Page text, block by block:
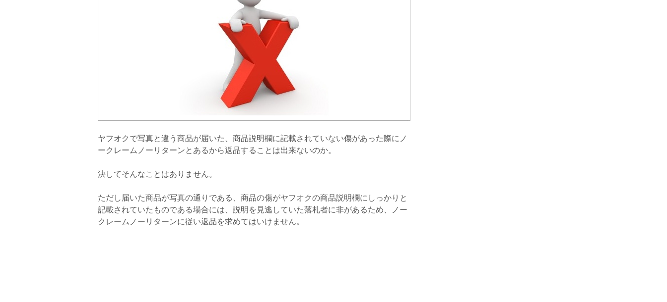
ヤフオクで写真と違う商品が届いた、商品説明欄に記載されていない傷があった際にノ
ークレームノーリターンとあるから返品することは出来ないのか。
決してそんなことはありません。
ただし届いた商品が写真の通りである、商品の傷がヤフオクの商品説明欄にしっかりと
記載されていたものである場合には、説明を見逃していた落札者に非があるため、ノー
クレームノーリターンに従い返品を求めてはいけません。